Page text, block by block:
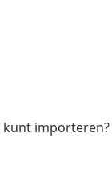
kunt importeren?